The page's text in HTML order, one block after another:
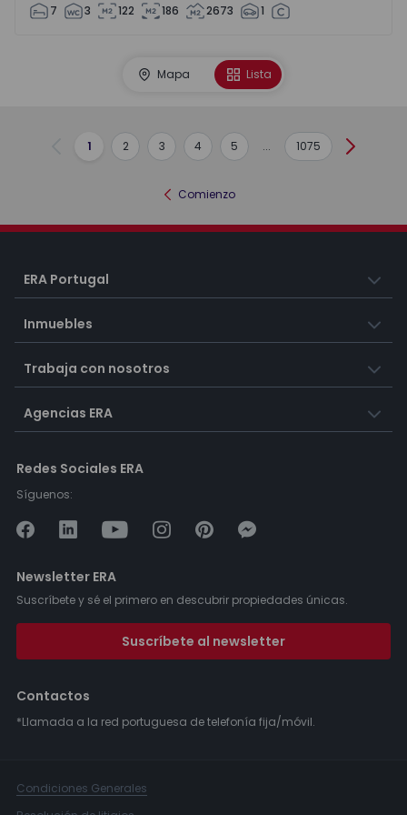
7 3 122 186 2673 1
Mapa Lista
Anterior
1 2 3 4 5 ... 1075
Comienzo
ERA Portugal
Inmuebles
Trabaja con nosotros
Agencias ERA
Redes Sociales ERA
Síguenos:
Newsletter ERA
Suscríbete y sé el primero en descubrir propiedades únicas.
Suscríbete al newsletter
Contactos
*Llamada a la red portuguesa de telefonía fija/móvil.
Condiciones Generales